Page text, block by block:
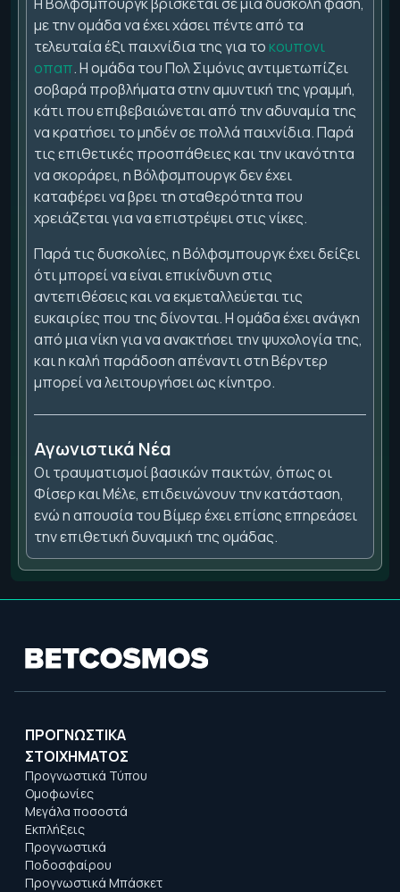
με την ομάδα να έχει χάσει πέντε από τα
τελευταία έξι παιχνίδια της για το κουπονι
οπαπ. Η ομάδα του Πολ Σιμόνις αντιμετωπίζει
σοβαρά προβλήματα στην αμυντική της γραμμή,
κάτι που επιβεβαιώνεται από την αδυναμία της
να κρατήσει το μηδέν σε πολλά παιχνίδια. Παρά
τις επιθετικές προσπάθειες και την ικανότητα
να σκοράρει, η Βόλφσμπουργκ δεν έχει
καταφέρει να βρει τη σταθερότητα που
χρειάζεται για να επιστρέψει στις νίκες.
Παρά τις δυσκολίες, η Βόλφσμπουργκ έχει δείξει
ότι μπορεί να είναι επικίνδυνη στις
αντεπιθέσεις και να εκμεταλλεύεται τις
ευκαιρίες που της δίνονται. Η ομάδα έχει ανάγκη
από μια νίκη για να ανακτήσει την ψυχολογία της,
και η καλή παράδοση απέναντι στη Βέρντερ
μπορεί να λειτουργήσει ως κίνητρο.
Αγωνιστικά Νέα
Οι τραυματισμοί βασικών παικτών, όπως οι
Φίσερ και Μέλε, επιδεινώνουν την κατάσταση,
ενώ η απουσία του Βίμερ έχει επίσης επηρεάσει
την επιθετική δυναμική της ομάδας.
ΠΡΟΓΝΩΣΤΙΚΑ
ΣΤΟΙΧΗΜΑΤΟΣ
Προγνωστικά Τύπου
Ομοφωνίες
Μεγάλα ποσοστά
Εκπλήξεις
Προγνωστικά
Ποδοσφαίρου
Προγνωστικά Μπάσκετ